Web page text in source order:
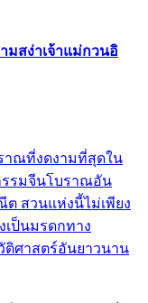
มสง่าเจ้าแม่กวนอิ
าณที่งดงามที่สุดใน
รรมจีนโบราณอัน
สวนแห่งนี้ไม่เพียง
ป็นมรดกทาง
ศาสตร์อันยาวนาน